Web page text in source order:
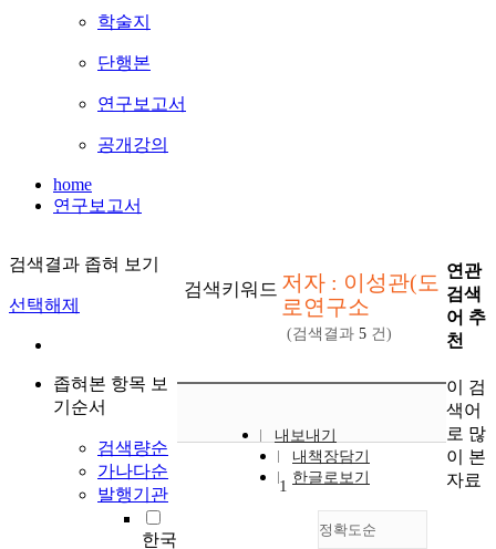
학술지
단행본
연구보고서
공개강의
home
연구보고서
검색결과 좁혀 보기
선택해제
좁혀본 항목 보
기순서
검색량순
가나다순
발행기관
한국
검색키워드 저자 : 이성관(도
로연구소
(검색결과 5 건)
내보내기
내책장담기
한글로보기
정확도순
1
연관
검색
어 추
천
이 검
색어
로 많
이 본
자료